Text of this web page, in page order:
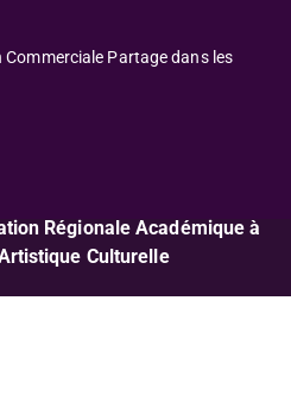
Partage dans les
Régionale Académique à
Culturelle